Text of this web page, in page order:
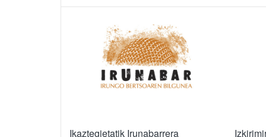
Ikaztegietatik Irunabarrera